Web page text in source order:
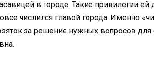
в городе. Такие привилегии
числился главой города. Именно
за решение нужных вопросов